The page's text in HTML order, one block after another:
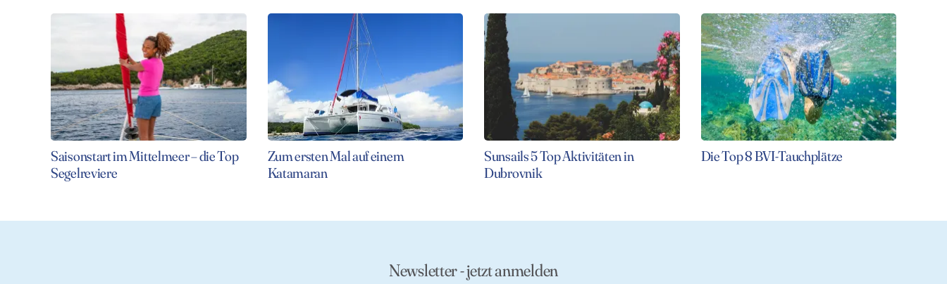
Saisonstart im Mittelmeer – die Top
Segelreviere
Zum ersten Mal auf einem
Katamaran
Sunsails 5 Top Aktivitäten in
Dubrovnik
Die Top 8 BVI-Tauchplätze
Newsletter - jetzt anmelden